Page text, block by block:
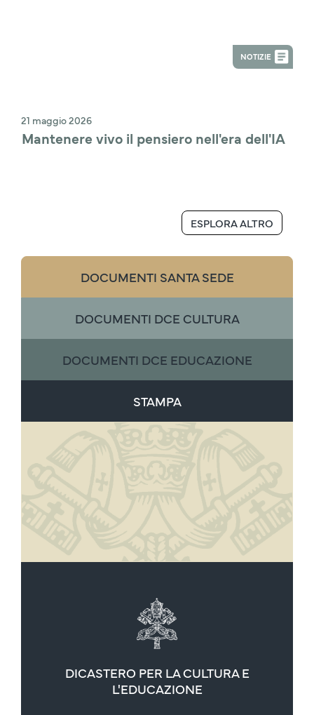
NOTIZIE
21 maggio 2026
Mantenere vivo il pensiero nell'era dell'IA
ESPLORA ALTRO
DOCUMENTI SANTA SEDE
DOCUMENTI DCE CULTURA
DOCUMENTI DCE EDUCAZIONE
STAMPA
DICASTERO PER LA CULTURA E
L'EDUCAZIONE